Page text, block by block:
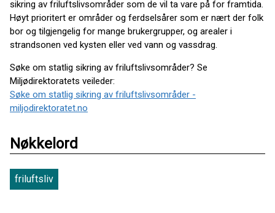
sikring av friluftslivsområder som de vil ta vare på for framtida.
Høyt prioritert er områder og ferdselsårer som er nært der folk
bor og tilgjengelig for mange brukergrupper, og arealer i
strandsonen ved kysten eller ved vann og vassdrag.
Søke om statlig sikring av friluftslivsområder? Se
Miljødirektoratets veileder:
Søke om statlig sikring av friluftslivsområder -
miljodirektoratet.no
Nøkkelord
friluftsliv